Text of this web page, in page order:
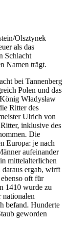
Olsztynek
als das
Schlacht
Namen trägt.
bei Tannenberg
Polen und das
Władysław
Ritter des
Ulrich von
inklusive des
Die
Europa: je nach
aufeinander
mittelalterlichen
ergab, wirft
oft für
1410 wurde zu
nationalen
befand. Hunderte
geworden